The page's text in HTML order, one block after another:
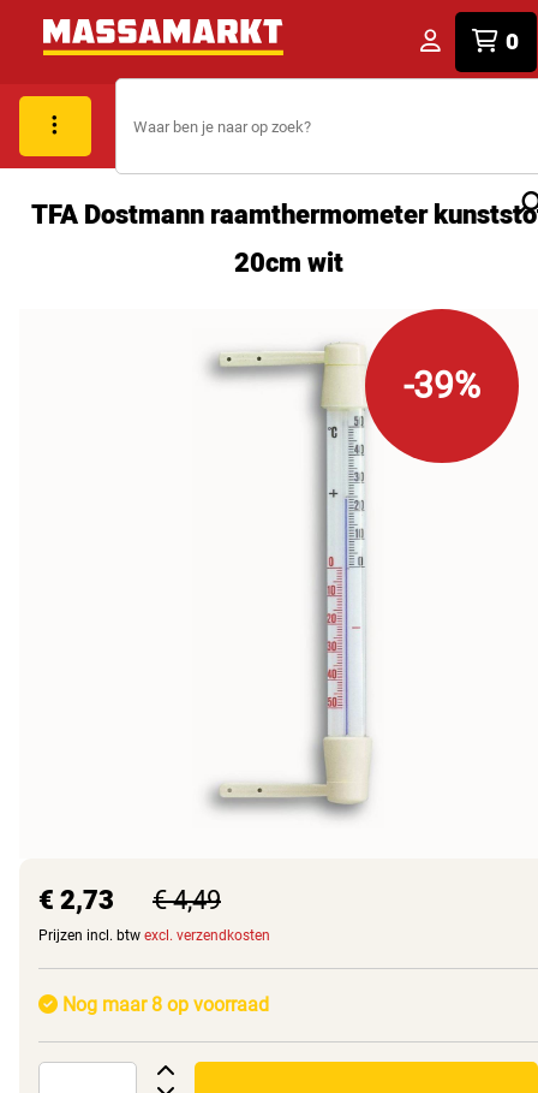
0
TFA Dostmann raamthermometer
20cm wit
-39%
€ 2,73 € 4,49
Prijzen incl. btw excl. verzendkosten
Nog maar 8 op voorraad